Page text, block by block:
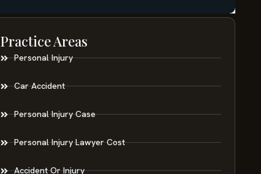
Practice Areas
Personal Injury
Car Accident
Personal Injury Case
Personal Injury Lawyer Cost
Accident Or Injury